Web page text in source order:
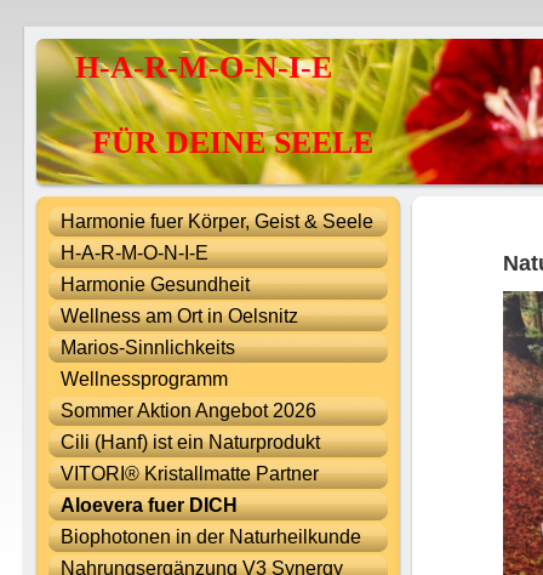
H-A-R-M-O-N-I-E
FÜR DEINE SEELE
Harmonie fuer Körper, Geist & Seele
H-A-R-M-O-N-I-E
Harmonie Gesundheit
Wellness am Ort in Oelsnitz
Marios-Sinnlichkeits
Wellnessprogramm
Sommer Aktion Angebot 2026
Cili (Hanf) ist ein Naturprodukt
VITORI® Kristallmatte Partner
Aloevera fuer DICH
Biophotonen in der Naturheilkunde
Nahrungsergänzung V3 Synergy